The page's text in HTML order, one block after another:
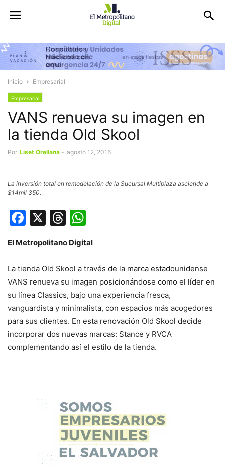
Inicio Empresarial
Empresarial
VANS renueva su imagen en
la tienda Old Skool
Por Liset Orellana - agosto 12, 2016
La inversión total en remodelación de la Sucursal Multiplaza asciende a
$14mil 350.
Facebook
X Threads
El Metropolitano Digital
La tienda Old Skool a través de la marca estadounidense
VANS renueva su imagen posicionándose como el líder en
su línea Classics, bajo una experiencia fresca,
vanguardista y minimalista, con espacios más acogedores
para sus clientes. En esta renovación Old Skool decide
incorporar dos nuevas marcas: Stance y RVCA
complementando así el estilo de la tienda.